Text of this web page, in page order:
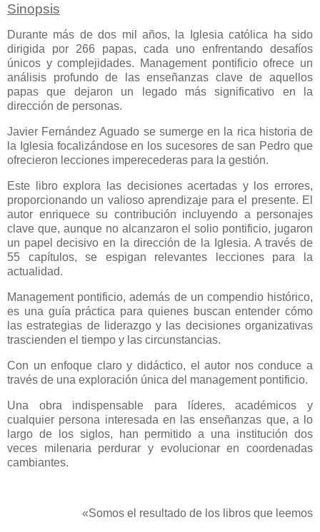
Sinopsis
Durante más de dos mil años, la Iglesia católica ha sido
dirigida por 266 papas, cada uno enfrentando desafíos
únicos y complejidades. Management pontificio ofrece un
análisis profundo de las enseñanzas clave de aquellos
papas que dejaron un legado más significativo en la
dirección de personas.
Javier Fernández Aguado se sumerge en la rica historia de
la Iglesia focalizándose en los sucesores de san Pedro que
ofrecieron lecciones imperecederas para la gestión.
Este libro explora las decisiones acertadas y los errores,
proporcionando un valioso aprendizaje para el presente. El
autor enriquece su contribución incluyendo a personajes
clave que, aunque no alcanzaron el solio pontificio, jugaron
un papel decisivo en la dirección de la Iglesia. A través de
55 capítulos, se espigan relevantes lecciones para la
actualidad.
Management pontificio, además de un compendio histórico,
es una guía práctica para quienes buscan entender cómo
las estrategias de liderazgo y las decisiones organizativas
trascienden el tiempo y las circunstancias.
Con un enfoque claro y didáctico, el autor nos conduce a
través de una exploración única del management pontificio.
Una obra indispensable para líderes, académicos y
cualquier persona interesada en las enseñanzas que, a lo
largo de los siglos, han permitido a una institución dos
veces milenaria perdurar y evolucionar en coordenadas
cambiantes.
«Somos el resultado de los libros que leemos